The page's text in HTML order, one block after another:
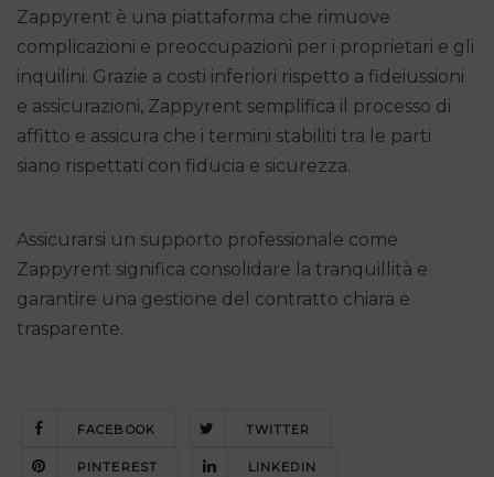
Zappyrent è una piattaforma che rimuove
complicazioni e preoccupazioni per i proprietari e gli
inquilini. Grazie a costi inferiori rispetto a fideiussioni
e assicurazioni, Zappyrent semplifica il processo di
affitto e assicura che i termini stabiliti tra le parti
siano rispettati con fiducia e sicurezza.
Assicurarsi un supporto professionale come
Zappyrent significa consolidare la tranquillità e
garantire una gestione del contratto chiara e
trasparente.
FACEBOOK TWITTER
PINTEREST LINKEDIN